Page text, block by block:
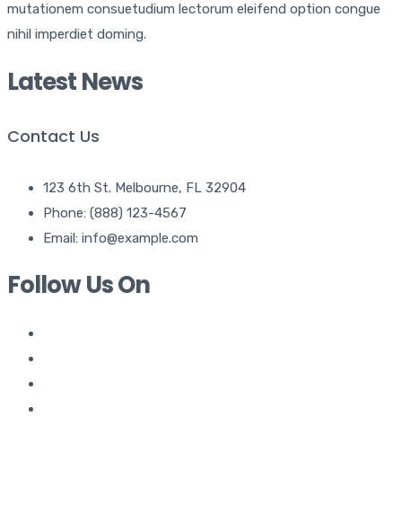
mutationem consuetudium lectorum eleifend option congue
nihil imperdiet doming.
Latest News
Contact Us
123 6th St. Melbourne, FL 32904
Phone: (888) 123-4567
Email: info@example.com
Follow Us On